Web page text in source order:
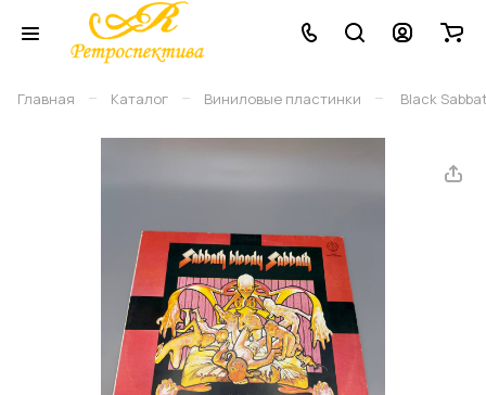
Главная – Каталог – Виниловые плаcтинки – Black